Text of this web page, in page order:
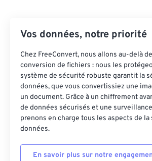
Vos données, notre priorité
Chez FreeConvert, nous allons au-delà
conversion de fichiers : nous les
système de sécurité robuste garantit la
données, que vous convertissiez une
un document. Grâce à un chiffrement
de données sécurisés et une
prenons en charge tous les aspects de
données.
En savoir plus sur notre